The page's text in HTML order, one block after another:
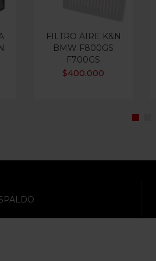
FILTRO AIRE K&N
BMW F800GS
F700GS
$400.000